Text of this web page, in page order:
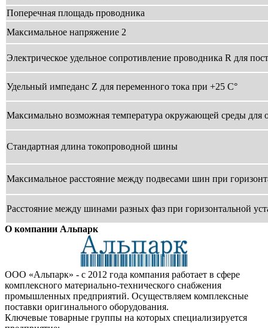
Поперечная площадь проводника
Максимальное напряжение 2
Электрическое удельное сопротивление проводника R для
Удельный импеданс Z для переменного тока при +25 С°
Максимально возможная температура окружающей среды для
Стандартная длина токопроводной шины
Максимальное расстояние между подвесами шин при
Расстояние между шинами разных фаз при горизонтальной
О компании Альпарк
ООО «Альпарк» - с 2012 года компания работает в сфере
комплексного материально-технического снабжения
промышленных предприятий. Осуществляем комплексные
поставки оригинального оборудования.
Ключевые товарные группы на которых специализируется